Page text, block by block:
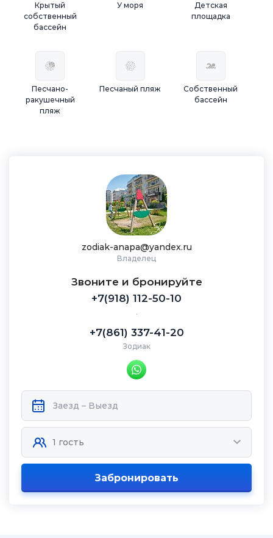
Крытый
собственный
бассейн
У моря
Детская
площадка
Песчано-
ракушечный
пляж
Песчаный пляж
Собственный
бассейн
zodiak-anapa@yandex.ru
Владелец
Звоните и бронируйте
+7(918) 112-50-10
.
+7(861) 337-41-20
Зодиак
Забронировать